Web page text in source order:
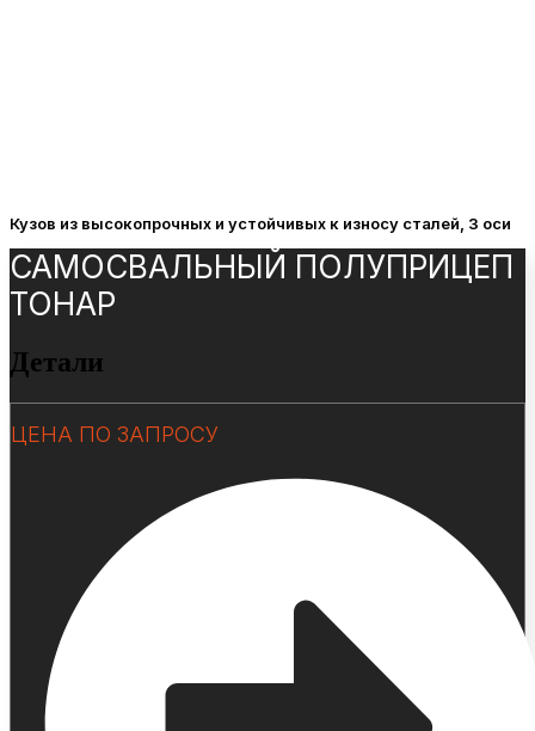
Кузов из высокопрочных и устойчивых к износу сталей, 3 оси
САМОСВАЛЬНЫЙ ПОЛУПРИЦЕП
ТОНАР
Детали
ЦЕНА ПО ЗАПРОСУ